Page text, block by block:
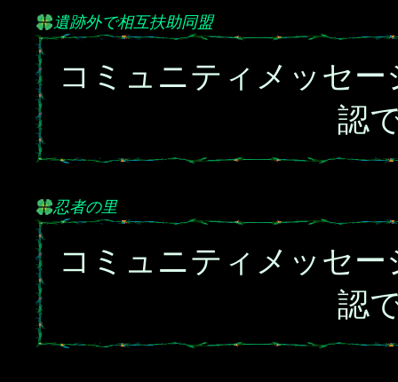
遺跡外で相互扶助同盟
コミュニティメッセ
認
忍者の里
コミュニティメッセ
認